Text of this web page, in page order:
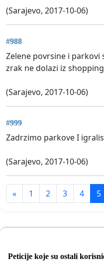
(Sarajevo, 2017-10-06)
#988
Zelene povrsine i
zrak ne dolazi iz
(Sarajevo, 2017-10-06)
#999
Zadrzimo parkove I
(Sarajevo, 2017-10-06)
« 1 2 3 4 5
Peticije koje su ostali